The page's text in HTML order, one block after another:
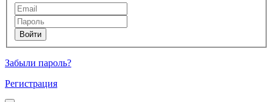
Забыли пароль?
Регистрация